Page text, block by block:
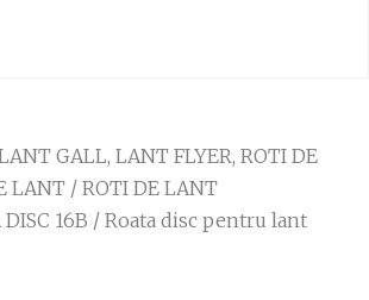
GALL, LANT FLYER, ROTI DE
LANT / ROTI DE LANT
16B / Roata disc pentru lant